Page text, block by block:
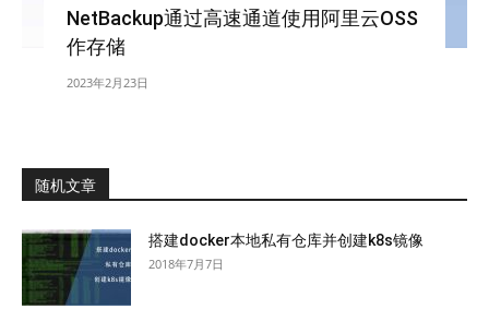
NetBackup通过高速通道使用阿里云OSS
作存储
2023年2月23日
随机文章
搭建docker本地私有仓库并创建k8s镜像
2018年7月7日